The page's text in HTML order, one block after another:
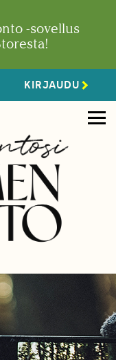
-sovellus
KIRJAUDU